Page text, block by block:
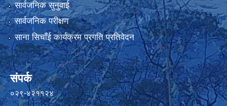
सार्वजनिक सुनुवाई
सार्वजनिक परीक्षण
साना सिचाँई कार्यक्रम प्रगति प्रतिवेदन
संपर्क
०२९-४२११२४